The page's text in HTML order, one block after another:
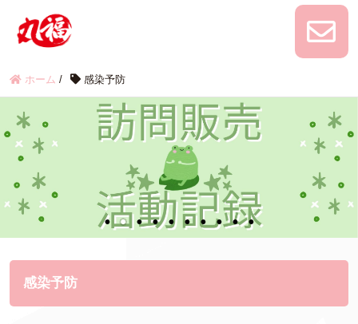
ホーム / 感染予防
感染予防